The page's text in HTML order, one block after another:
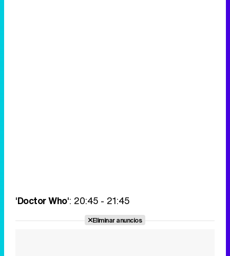
'Doctor Who': 20:45 - 21:45
Eliminar anuncios